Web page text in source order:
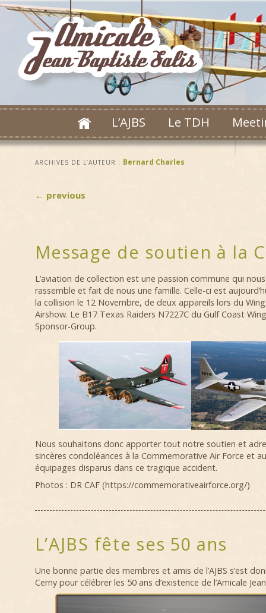
L’AJBS Le TDH
ARCHIVES DE L’AUTEUR : Bernard Charles
← previous
Message de soutien à la
L’aviation de collection est une passion commune qui
rassemble et fait de nous une famille. Celle-ci est
la collision le 12 Novembre, de deux appareils lors du
Airshow. Le B17 Texas Raiders N7227C du Gulf Coast
Sponsor-Group.
Nous souhaitons donc apporter tout notre soutien et
sincères condoléances à la Commemorative Air Force et
équipages disparus dans ce tragique accident.
Photos : DR CAF (https://commemorativeairforce.org/)
L’AJBS fête ses 50 ans
Une bonne partie des membres et amis de l’AJBS s’est
Cerny pour célébrer les 50 ans d’existence de l’Amicale